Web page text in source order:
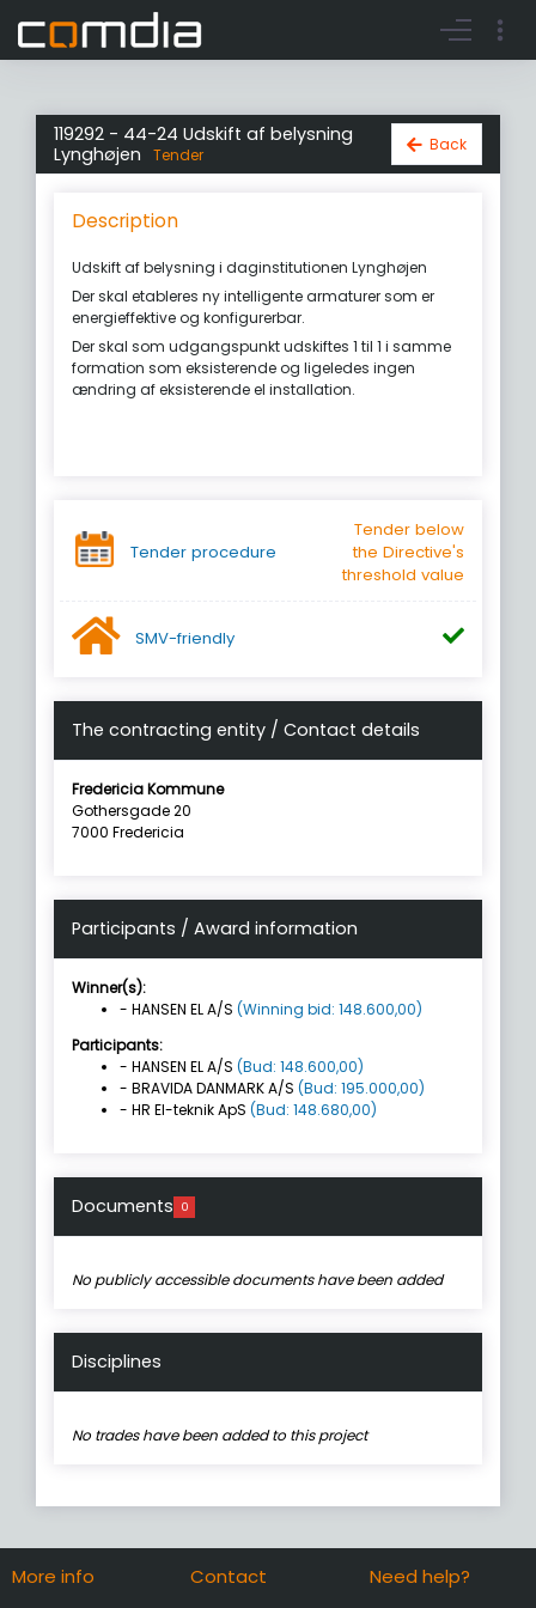
Go to login Register account
119292 - 44-24 Udskift af belysning
Lynghøjen
Tender
Back
Description
Udskift af belysning i daginstitutionen Lynghøjen
Der skal etableres ny intelligente armaturer som er
energieffektive og konfigurerbar.
Der skal som udgangspunkt udskiftes 1 til 1 i samme
formation som eksisterende og ligeledes ingen
ændring af eksisterende el installation.
Tender procedure
Tender below
the Directive's
threshold value
SMV-friendly
The contracting entity / Contact details
Fredericia Kommune
Gothersgade 20
7000 Fredericia
Participants / Award information
Winner(s):
- HANSEN EL A/S (Winning bid: 148.600,00)
Participants:
- HANSEN EL A/S (Bud: 148.600,00)
- BRAVIDA DANMARK A/S (Bud: 195.000,00)
- HR El-teknik ApS (Bud: 148.680,00)
Documents 0
No publicly accessible documents have been added
Disciplines
No trades have been added to this project
More info Contact Need help?